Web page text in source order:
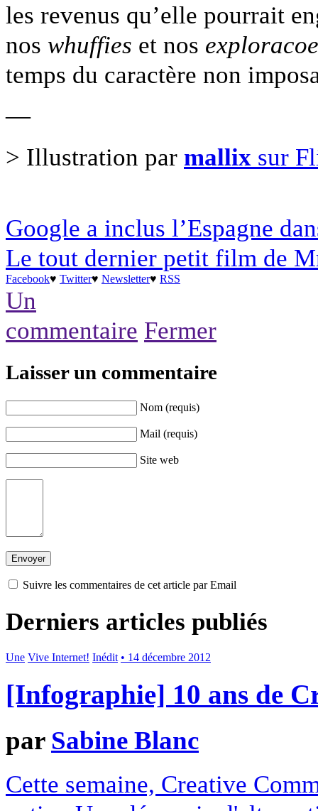
les revenus qu’elle pourrait
nos whuffies et nos
temps du caractère non
—
> Illustration par mallix sur
Google a inclus l’Espagne
Le tout dernier petit film de
Facebook♥ Twitter♥ Newsletter♥ RSS
Un
commentaire Fermer
Laisser un commentaire
Nom (requis)
Mail (requis)
Site web
Suivre les commentaires de cet article par Email
Derniers articles publiés
Une Vive Internet! Inédit • 14 décembre 2012
[Infographie] 10 ans de
par Sabine Blanc
Cette semaine, Creative